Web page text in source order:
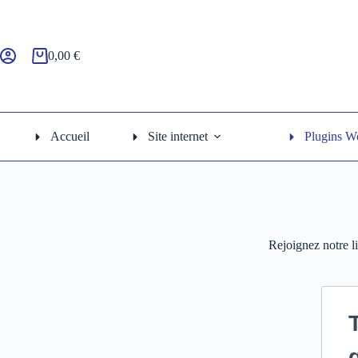
0,00 €
Accueil Site internet Plugins
Rejoignez notre